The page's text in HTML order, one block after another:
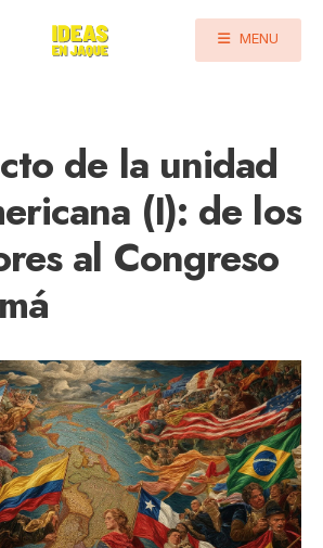
MENU
de la unidad
(I): de los
al Congreso